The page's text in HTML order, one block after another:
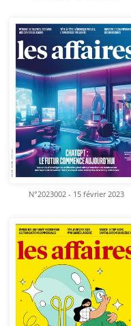
N°2023002 - 15 février 2023